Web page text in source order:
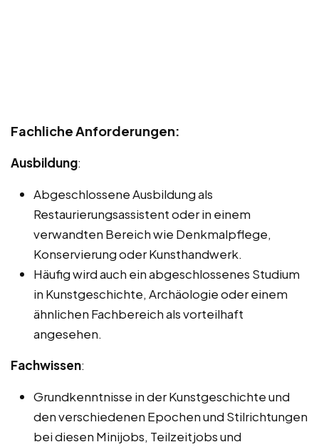
Fachliche Anforderungen:
Ausbildung:
Abgeschlossene Ausbildung als
Restaurierungsassistent oder in einem
verwandten Bereich wie Denkmalpflege,
Konservierung oder Kunsthandwerk.
Häufig wird auch ein abgeschlossenes Studium
in Kunstgeschichte, Archäologie oder einem
ähnlichen Fachbereich als vorteilhaft
angesehen.
Fachwissen:
Grundkenntnisse in der Kunstgeschichte und
den verschiedenen Epochen und Stilrichtungen
bei diesen Minijobs, Teilzeitjobs und